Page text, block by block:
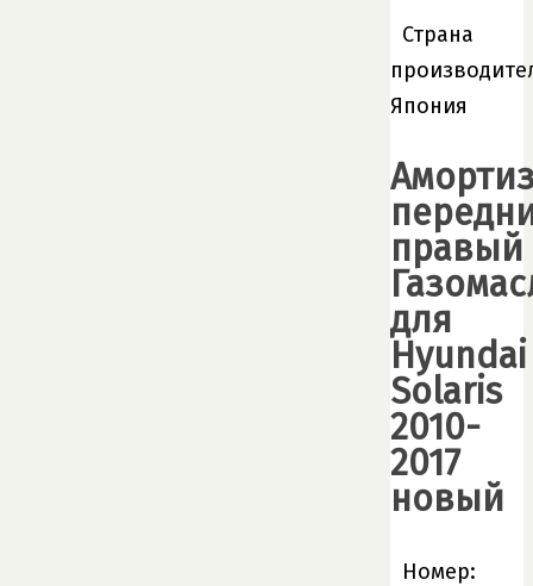
Страна
Япония
правый
для
Hyundai
Solaris
2010-
2017
новый
Номер: